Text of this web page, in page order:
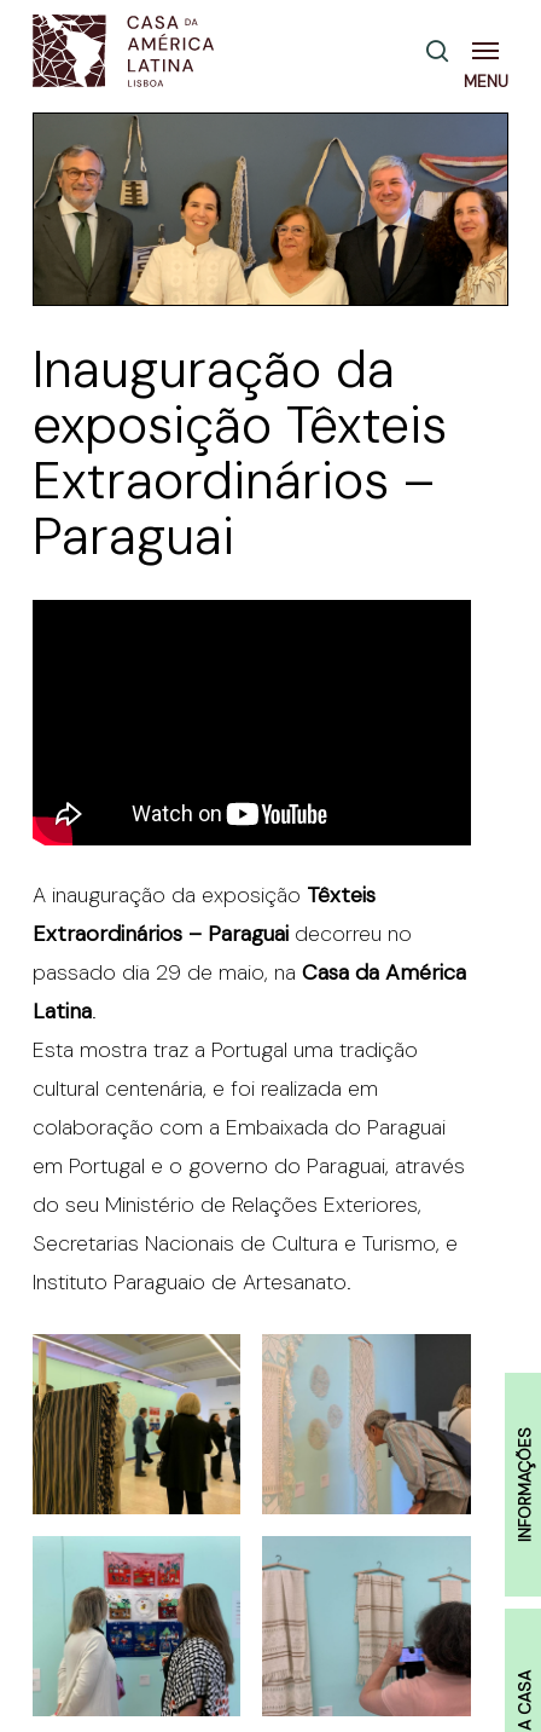
Skip
main
INFORMAÇÕES
A CASA
pesquisa
Menu
Inauguração da
exposição Têxteis
Extraordinários –
Paraguai
A inauguração da exposição Têxteis
Extraordinários – Paraguaidecorreu no
passado dia 29 de maio, na Casa da América
Latina.
Esta mostra traz a Portugal uma tradição
cultural centenária, e foi realizada em
colaboração com a Embaixada do Paraguai
em Portugal e o governo do Paraguai, através
do seu Ministério de Relações Exteriores,
Secretarias Nacionais de Cultura e Turismo, e
Instituto Paraguaio de Artesanato.